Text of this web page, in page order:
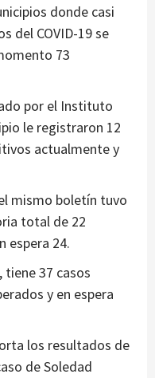
donde casi
del COVID-19 se
73
por el Instituto
le registraron 12
actualmente y
mismo boletín tuvo
total de 22
espera 24.
tiene 37 casos
y en espera
los resultados de
de Soledad